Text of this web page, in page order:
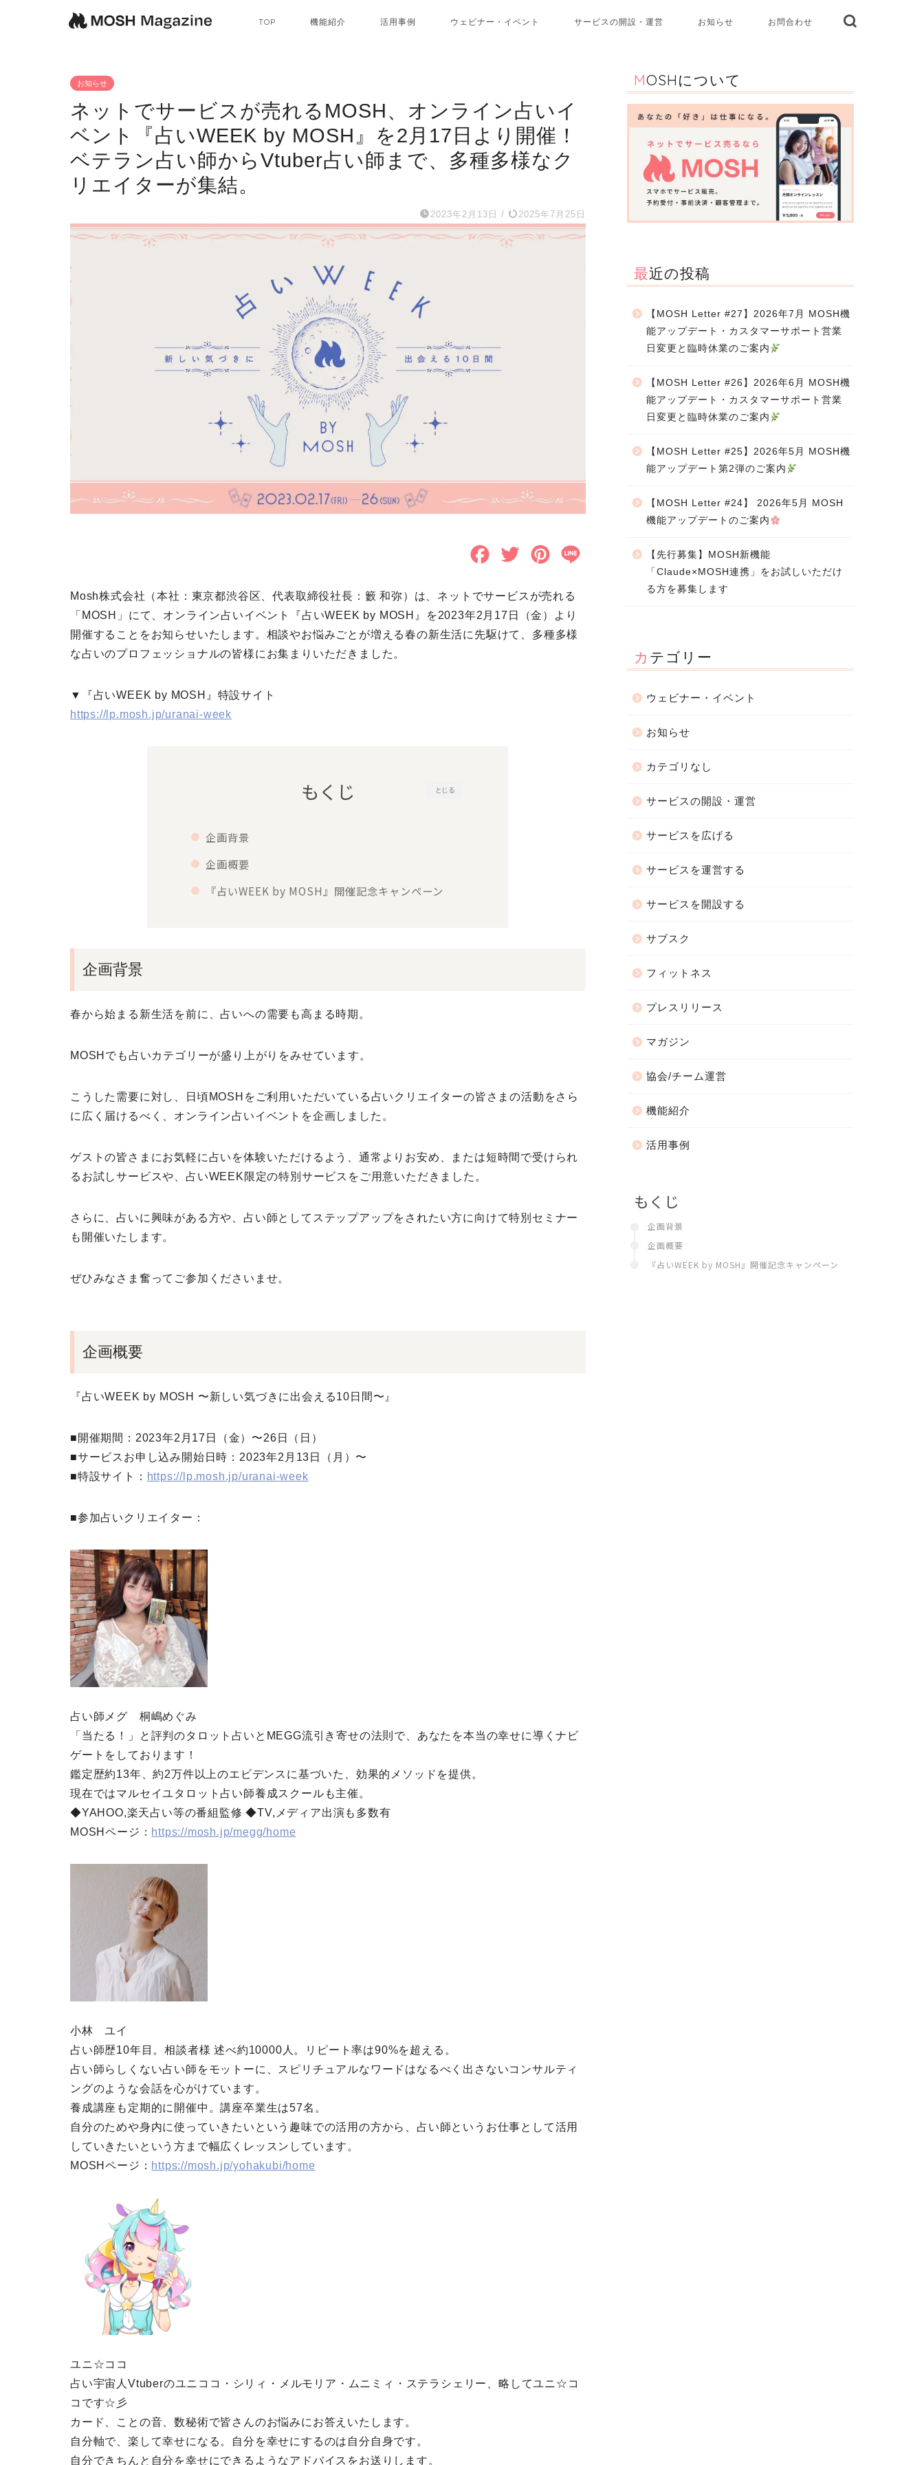
TOP 機能紹介 活用事例 ウェビナー・イベント サービスの開設・運営 お知らせ お問合わせ
お知らせ
ネットでサービスが売れるMOSH、オンライン占いイ
ベント『占いWEEK by MOSH』を2月17日より開催！
ベテラン占い師からVtuber占い師まで、多種多様なク
リエイターが集結。
2023年2月13日 / 2025年7月25日
e
n
t
Mosh株式会社（本社：東京都渋谷区、代表取締役社長：籔 和弥）は、ネットでサービスが売れる
「MOSH」にて、オンライン占いイベント『占いWEEK by MOSH』を2023年2月17日（金）より
開催することをお知らせいたします。相談やお悩みごとが増える春の新生活に先駆けて、多種多様
な占いのプロフェッショナルの皆様にお集まりいただきました。
▼『占いWEEK by MOSH』特設サイト
https://lp.mosh.jp/uranai-week
とじる
もくじ
企画背景
企画概要
『占いWEEK by MOSH』開催記念キャンペーン
企画背景
春から始まる新生活を前に、占いへの需要も高まる時期。
MOSHでも占いカテゴリーが盛り上がりをみせています。
こうした需要に対し、日頃MOSHをご利用いただいている占いクリエイターの皆さまの活動をさら
に広く届けるべく、オンライン占いイベントを企画しました。
ゲストの皆さまにお気軽に占いを体験いただけるよう、通常よりお安め、または短時間で受けられ
るお試しサービスや、占いWEEK限定の特別サービスをご用意いただきました。
さらに、占いに興味がある方や、占い師としてステップアップをされたい方に向けて特別セミナー
も開催いたします。
ぜひみなさま奮ってご参加くださいませ。
企画概要
『占いWEEK by MOSH 〜新しい気づきに出会える10日間〜』
■開催期間：2023年2月17日（金）〜26日（日）
■サービスお申し込み開始日時：2023年2月13日（月）〜
■特設サイト： https://lp.mosh.jp/uranai-week
■参加占いクリエイター：
占い師メグ 桐嶋めぐみ
「当たる！」と評判のタロット占いとMEGG流引き寄せの法則で、あなたを本当の幸せに導くナビ
ゲートをしております！
鑑定歴約13年、約2万件以上のエビデンスに基づいた、効果的メソッドを提供。
現在ではマルセイユタロット占い師養成スクールも主催。
◆YAHOO,楽天占い等の番組監修 ◆TV,メディア出演も多数有
MOSHページ： https://mosh.jp/megg/home
小林 ユイ
占い師歴10年目。相談者様 述べ約10000人。リピート率は90%を超える。
占い師らしくない占い師をモットーに、スピリチュアルなワードはなるべく出さないコンサルティ
ングのような会話を心がけています。
養成講座も定期的に開催中。講座卒業生は57名。
自分のためや身内に使っていきたいという趣味での活用の方から、占い師というお仕事として活用
していきたいという方まで幅広くレッスンしています。
MOSHページ： https://mosh.jp/yohakubi/home
ユニ☆ココ
占い宇宙人Vtuberのユニココ・シリィ・メルモリア・ムニミィ・ステラシェリー、略してユニ☆コ
コです☆彡
カード、ことの音、数秘術で皆さんのお悩みにお答えいたします。
自分軸で、楽して幸せになる。自分を幸せにするのは自分自身です。
自分できちんと自分を幸せにできるようなアドバイスをお送りします。
MOSHについて
最近の投稿
【MOSH Letter #27】2026年7月 MOSH機
能アップデート・カスタマーサポート営業
日変更と臨時休業のご案内
【MOSH Letter #26】2026年6月 MOSH機
能アップデート・カスタマーサポート営業
日変更と臨時休業のご案内
【MOSH Letter #25】2026年5月 MOSH機
能アップデート第2弾のご案内
【MOSH Letter #24】 2026年5月 MOSH
機能アップデートのご案内
【先行募集】MOSH新機能
「Claude×MOSH連携」をお試しいただけ
る方を募集します
カテゴリー
ウェビナー・イベント
お知らせ
カテゴリなし
サービスの開設・運営
サービスを広げる
サービスを運営する
サービスを開設する
サブスク
フィットネス
プレスリリース
マガジン
協会/チーム運営
機能紹介
活用事例
もくじ
企画背景
企画概要
『占いWEEK by MOSH』開催記念キャンペーン